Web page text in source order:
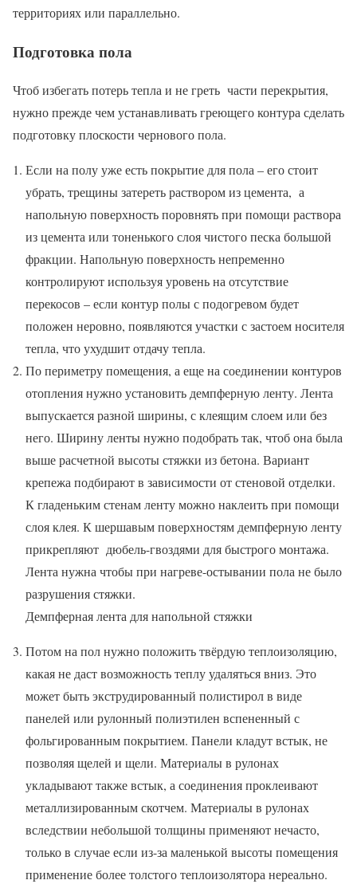
территориях или параллельно.
Подготовка пола
Чтоб избегать потерь тепла и не греть части перекрытия,
нужно прежде чем устанавливать греющего контура сделать
подготовку плоскости чернового пола.
Если на полу уже есть покрытие для пола – его стоит
убрать, трещины затереть раствором из цемента, а
напольную поверхность поровнять при помощи раствора
из цемента или тоненького слоя чистого песка большой
фракции. Напольную поверхность непременно
контролируют используя уровень на отсутствие
перекосов – если контур полы с подогревом будет
положен неровно, появляются участки с застоем носителя
тепла, что ухудшит отдачу тепла.
По периметру помещения, а еще на соединении контуров
отопления нужно установить демпферную ленту. Лента
выпускается разной ширины, с клеящим слоем или без
него. Ширину ленты нужно подобрать так, чтоб она была
выше расчетной высоты стяжки из бетона. Вариант
крепежа подбирают в зависимости от стеновой отделки.
К гладеньким стенам ленту можно наклеить при помощи
слоя клея. К шершавым поверхностям демпферную ленту
прикрепляют дюбель-гвоздями для быстрого монтажа.
Лента нужна чтобы при нагреве-остывании пола не было
разрушения стяжки.
Демпферная лента для напольной стяжки
Потом на пол нужно положить твёрдую теплоизоляцию,
какая не даст возможность теплу удаляться вниз. Это
может быть экструдированный полистирол в виде
панелей или рулонный полиэтилен вспененный с
фольгированным покрытием. Панели кладут встык, не
позволяя щелей и щели. Материалы в рулонах
укладывают также встык, а соединения проклеивают
металлизированным скотчем. Материалы в рулонах
вследствии небольшой толщины применяют нечасто,
только в случае если из-за маленькой высоты помещения
применение более толстого теплоизолятора нереально.